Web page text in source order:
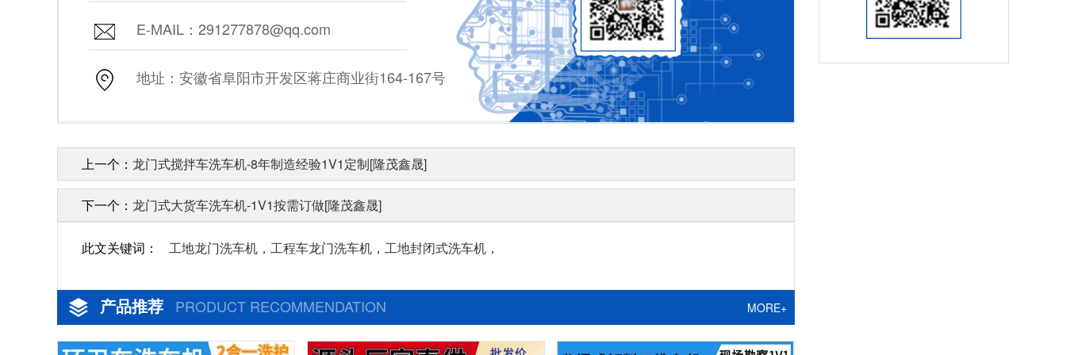
E-MAIL：291277878@qq.com
地址：安徽省阜阳市开发区蒋庄商业街164-167号
上一个： 龙门式搅拌车洗车机-8年制造经验1V1定制[隆茂鑫晟]
下一个： 龙门式大货车洗车机-1V1按需订做[隆茂鑫晟]
此文关键词： 工地龙门洗车机，工程车龙门洗车机，工地封闭式洗车机，
产品推荐 PRODUCT RECOMMENDATION MORE+